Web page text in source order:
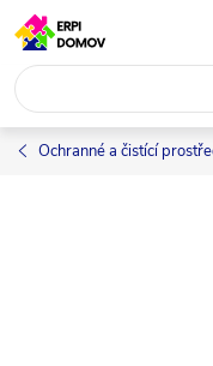
Přejít
na
obsah
Ochranné a čistící